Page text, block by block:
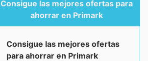
Consigue las mejores ofertas para
ahorrar en Primark
Consigue las mejores ofertas
para ahorrar en Primark